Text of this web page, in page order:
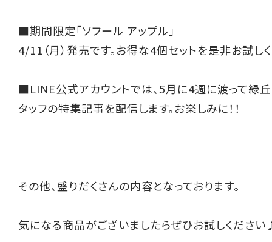
■期間限定「ソフール アップル」
4/11（月）発売です。お得な4個セットを是非お試しく
■LINE公式アカウントでは、5月に4週に渡って緑
タッフの特集記事を配信します。お楽しみに！！
その他、盛りだくさんの内容となっております。
気になる商品がございましたらぜひお試しくださ